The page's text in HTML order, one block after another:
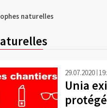
naturelles
29.07.2020
Unia